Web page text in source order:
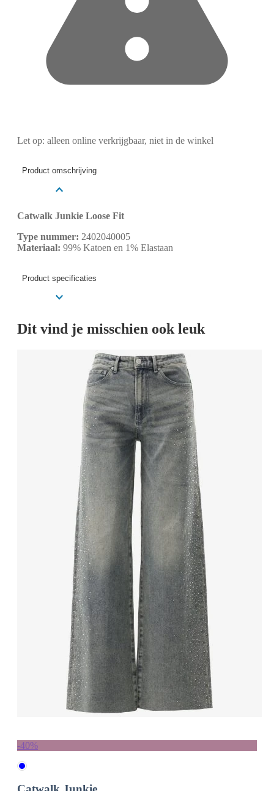
Let op: alleen online verkrijgbaar, niet in de winkel
Product omschrijving
Catwalk Junkie Loose Fit
Type nummer: 2402040005
Materiaal: 99% Katoen en 1% Elastaan
Product specificaties
Dit vind je misschien ook leuk
-40%